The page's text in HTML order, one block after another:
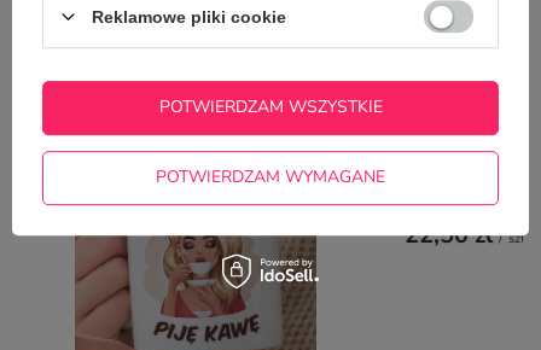
NAJCZĘŚCIEJ KUPOWANE Z
TYM TOWAREM
22,50 zł / szt.
Reklamowe pliki cookie
POTWIERDZAM WYMAGANE
POTWIERDZAM WSZYSTKIE